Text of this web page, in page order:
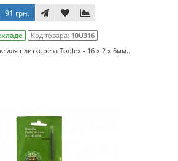
91 грн.
Код товара: 10U316
для плиткореза Toolex - 16 x 2 x 6мм..